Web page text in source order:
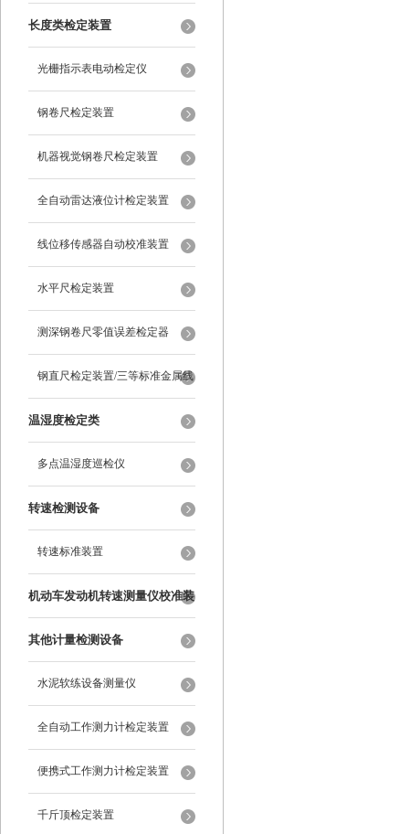
长度类检定装置
光栅指示表电动检定仪
钢卷尺检定装置
机器视觉钢卷尺检定装置
全自动雷达液位计检定装置
线位移传感器自动校准装置
水平尺检定装置
测深钢卷尺零值误差检定器
钢直尺检定装置/三等标准金属线
纹尺
温湿度检定类
多点温湿度巡检仪
转速检测设备
转速标准装置
机动车发动机转速测量仪校准装
置
其他计量检测设备
水泥软练设备测量仪
全自动工作测力计检定装置
便携式工作测力计检定装置
千斤顶检定装置